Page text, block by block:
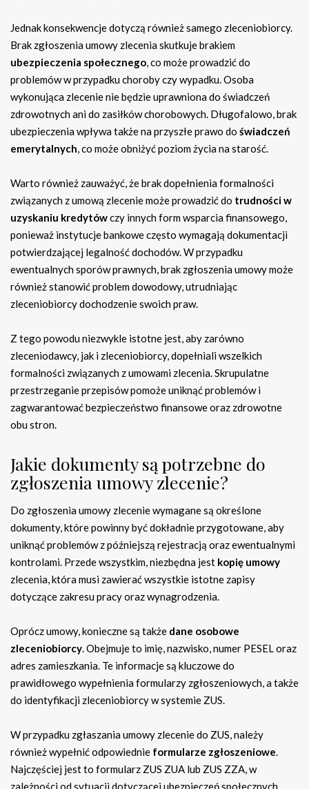
Jednak konsekwencje dotyczą również samego zleceniobiorcy.
Brak zgłoszenia umowy zlecenia skutkuje brakiem
ubezpieczenia społecznego, co może prowadzić do
problemów w przypadku choroby czy wypadku. Osoba
wykonująca zlecenie nie będzie uprawniona do świadczeń
zdrowotnych ani do zasiłków chorobowych. Długofalowo, brak
ubezpieczenia wpływa także na przyszłe prawo do świadczeń
emerytalnych, co może obniżyć poziom życia na starość.
Warto również zauważyć, że brak dopełnienia formalności
związanych z umową zlecenie może prowadzić do trudności w
uzyskaniu kredytówczy innych form wsparcia finansowego,
ponieważ instytucje bankowe często wymagają dokumentacji
potwierdzającej legalność dochodów. W przypadku
ewentualnych sporów prawnych, brak zgłoszenia umowy może
również stanowić problem dowodowy, utrudniając
zleceniobiorcy dochodzenie swoich praw.
Z tego powodu niezwykle istotne jest, aby zarówno
zleceniodawcy, jak i zleceniobiorcy, dopełniali wszelkich
formalności związanych z umowami zlecenia. Skrupulatne
przestrzeganie przepisów pomoże uniknąć problemów i
zagwarantować bezpieczeństwo finansowe oraz zdrowotne
obu stron.
Jakie dokumenty są potrzebne do
zgłoszenia umowy zlecenie?
Do zgłoszenia umowy zlecenie wymagane są określone
dokumenty, które powinny być dokładnie przygotowane, aby
uniknąć problemów z późniejszą rejestracją oraz ewentualnymi
kontrolami. Przede wszystkim, niezbędna jest kopię umowy
zlecenia, która musi zawierać wszystkie istotne zapisy
dotyczące zakresu pracy oraz wynagrodzenia.
Oprócz umowy, konieczne są także dane osobowe
zleceniobiorcy. Obejmuje to imię, nazwisko, numer PESEL oraz
adres zamieszkania. Te informacje są kluczowe do
prawidłowego wypełnienia formularzy zgłoszeniowych, a także
do identyfikacji zleceniobiorcy w systemie ZUS.
W przypadku zgłaszania umowy zlecenie do ZUS, należy
również wypełnić odpowiednie formularze zgłoszeniowe.
Najczęściej jest to formularz ZUS ZUA lub ZUS ZZA, w
zależności od sytuacji dotyczącej ubezpieczeń społecznych.